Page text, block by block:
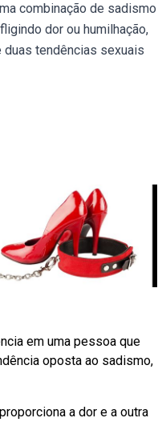
combinação de sadismo
dor ou humilhação,
duas tendências sexuais
em uma pessoa que
oposta ao sadismo,
a dor e a outra